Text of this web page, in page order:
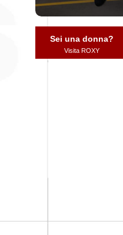
Sei una donna?
Visita ROXY